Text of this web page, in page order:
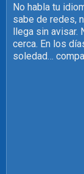
No habla tu
sabe de redes,
llega sin avisar.
cerca. En los
soledad…